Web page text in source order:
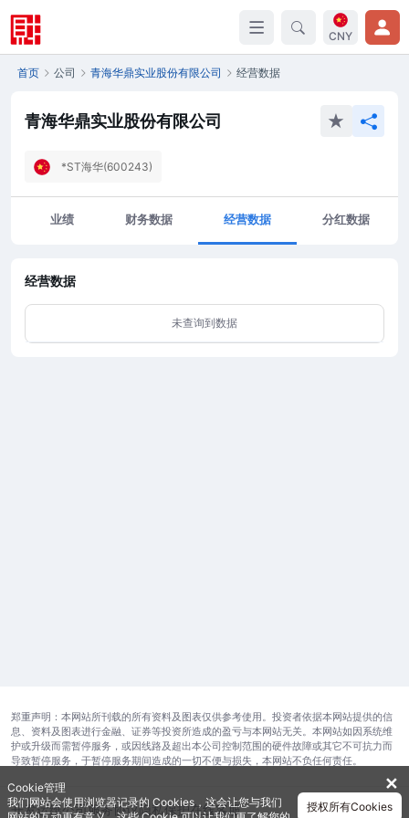
CNY
首页 公司 青海华鼎实业股份有限公司 经营数据
青海华鼎实业股份有限公司
*ST海华(600243)
业绩 财务数据 经营数据 分红数据
经营数据
未查询到数据
郑重声明：本网站所刊载的所有资料及图表仅供参考使用。投资者依据本网站提供的信
息、资料及图表进行金融、证券等投资所造成的盈亏与本网站无关。本网站如因系统维
护或升级而需暂停服务，或因线路及超出本公司控制范围的硬件故障或其它不可抗力而
导致暂停服务，于暂停服务期间造成的一切不便与损失，本网站不负任何责任。
开发运维公司服务协议隐私保护在线客服
✕
Cookie管理
我们网站会使用浏览器记录的 Cookies，这会让您与我们
授权所有Cookies